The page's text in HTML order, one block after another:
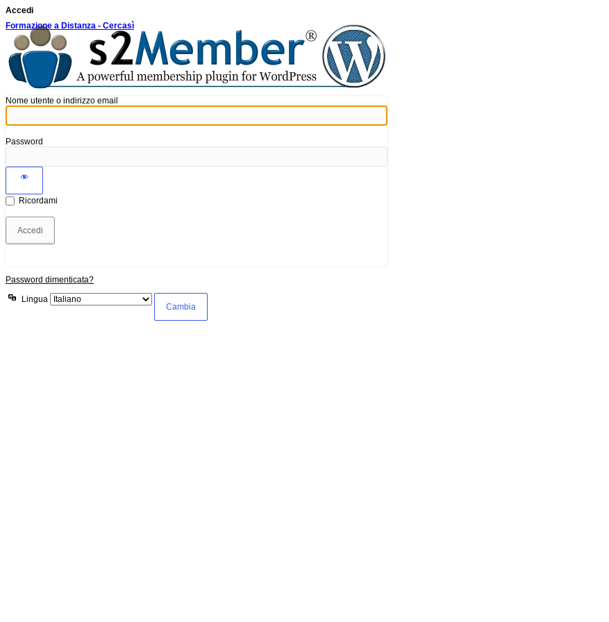
Accedi
Formazione a Distanza - Cercasì
Nome utente o indirizzo email
Password
Ricordami
Password dimenticata?
Lingua